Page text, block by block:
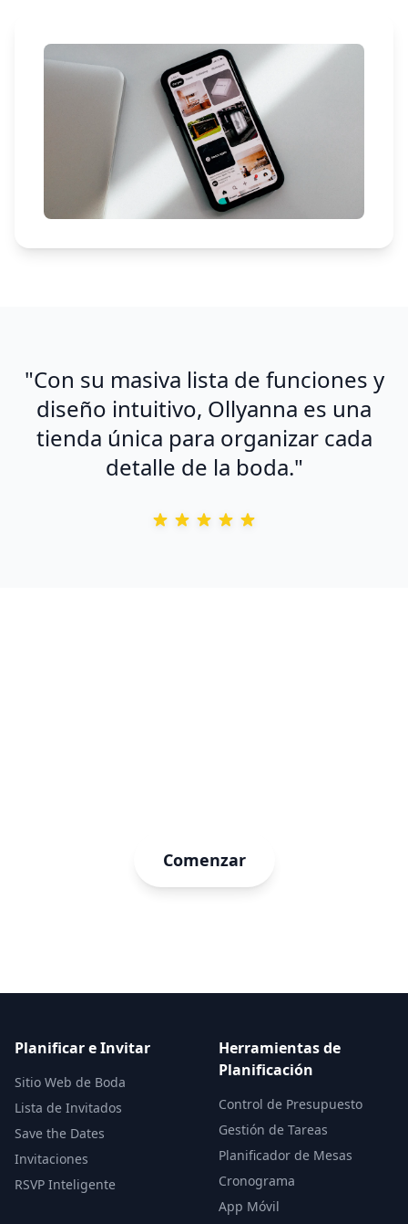
"Con su masiva lista de funciones y
diseño intuitivo, Ollyanna es una
tienda única para organizar cada
detalle de la boda."
Comenzar
Planificar e Invitar
Sitio Web de Boda
Lista de Invitados
Save the Dates
Invitaciones
RSVP Inteligente
Herramientas de
Planificación
Control de Presupuesto
Gestión de Tareas
Planificador de Mesas
Cronograma
App Móvil